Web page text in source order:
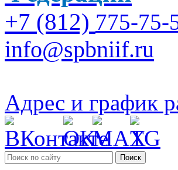
+7 (812) 775-75-
info@spbniif.ru
Адрес и график
Поиск